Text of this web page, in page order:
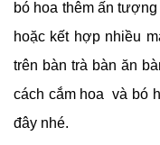
bó hoa thêm ấn
hoặc kết hợp nhiều
trên bàn trà bàn ăn
cách cắm hoa và bó
đây nhé.